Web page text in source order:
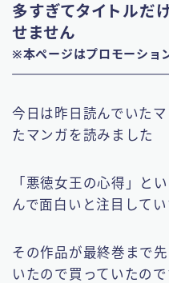
多すぎてタイトルだ
せません
※本ページはプロモーショ
今日は昨日読んでいた
たマンガを読みました
「悪徳女王の心得」と
んで面白いと注目して
その作品が最終巻まで
いたので買っていたので